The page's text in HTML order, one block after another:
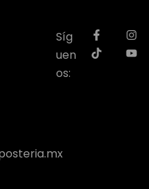
Síg
uen
os: